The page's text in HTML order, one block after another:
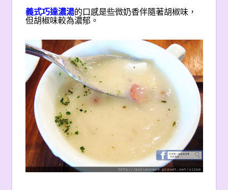
義式巧達濃湯的口感是些微奶香伴隨著胡椒味，
但胡椒味較為濃郁。